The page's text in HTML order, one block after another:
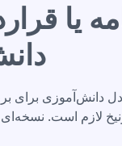
یا
دانش‌آموزی
لازم است. نسخه‌ای